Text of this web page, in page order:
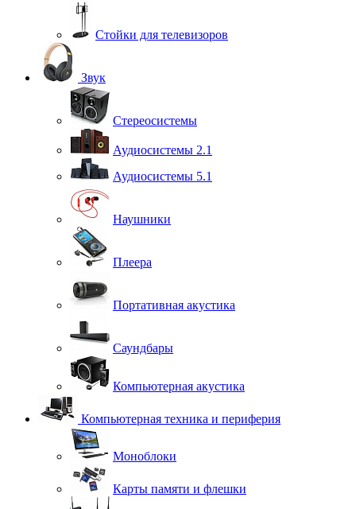
Стойки для телевизоров
Звук
Стереосистемы
Аудиосистемы 2.1
Аудиосистемы 5.1
Наушники
Плеера
Портативная акустика
Саундбары
Компьютерная акустика
Компьютерная техника и периферия
Моноблоки
Карты памяти и флешки